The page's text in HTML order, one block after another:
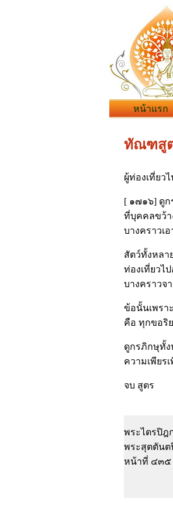
หน้าแรก
ทัณฑสู
ผู้ท่องเที่ยว
[ ๑๗๑๖] ดูก
ที่บุคคลขว้า
บางคราวเ
สัตว์ทั้งหลา
ท่องเที่ยวไ
บางคราวจ
ข้อนั้นเพรา
คือ ทุกขอริ
ดูกรภิกษุทั้ง
ความเพียร
จบ สูตร
พระไตรปิฎ
พระสุตตันต
หน้าที่ ๔๓๕